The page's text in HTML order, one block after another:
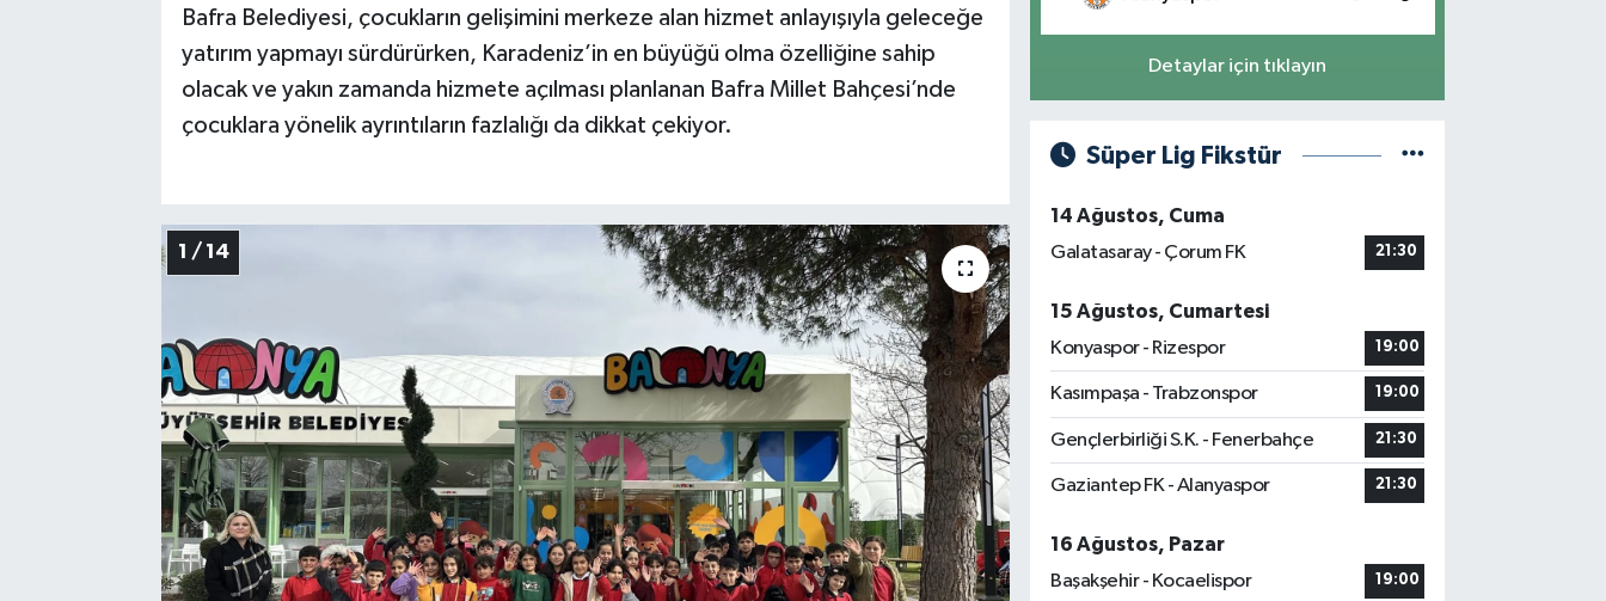
Bafra Belediyesi, çocukların gelişimini merkeze alan hizmet anlayışıyla geleceğe
yatırım yapmayı sürdürürken, Karadeniz’in en büyüğü olma özelliğine sahip
olacak ve yakın zamanda hizmete açılması planlanan Bafra Millet Bahçesi’nde
çocuklara yönelik ayrıntıların fazlalığı da dikkat çekiyor.
1 / 14
Detaylar için tıklayın
Süper Lig Fikstür
14 Ağustos, Cuma
Galatasaray - Çorum FK
21:30
15 Ağustos, Cumartesi
Konyaspor - Rizespor
19:00
Kasımpaşa - Trabzonspor 19:00
Gençlerbirliği S.K. - Fenerbahçe 21:30
Gaziantep FK - Alanyaspor 21:30
16 Ağustos, Pazar
Başakşehir - Kocaelispor
19:00